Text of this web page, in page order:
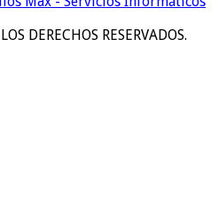
DERECHOS RESERVADOS.